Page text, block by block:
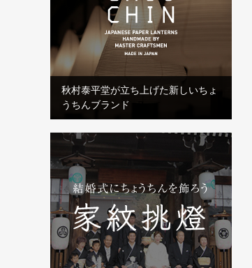
秋村泰平堂が立ち上げた新しいちょ
うちんブランド